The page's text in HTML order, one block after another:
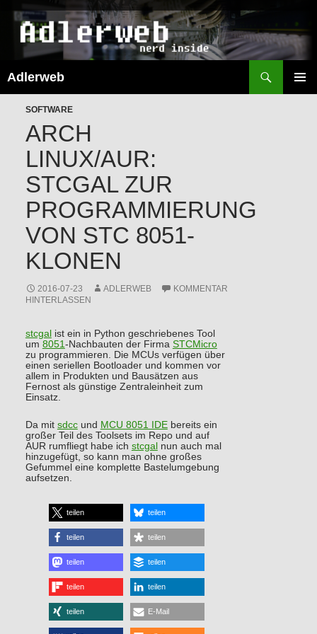
Adlerweb
SPRINGEN
SOFTWARE
ARCH
LINUX/AUR:
STCGAL ZUR
PROGRAMMIERUNG
VON STC 8051-
KLONEN
2016-07-23 ADLERWEB
KOMMENTAR
HINTERLASSEN
stcgal ist ein in Python geschriebenes Tool
um 8051 -Nachbauten der Firma STCMicro
zu programmieren. Die MCUs verfügen über
einen seriellen Bootloader und kommen vor
allem in Produkten und Bausätzen aus
Fernost als günstige Zentraleinheit zum
Einsatz.
Da mit sdccund MCU 8051 IDEbereits ein
großer Teil des Toolsets im Repo und auf
AUR rumfliegt habe ich stcgal nun auch mal
hinzugefügt, so kann man ohne großes
Gefummel eine komplette Bastelumgebung
aufsetzen.
teilen teilen
teilen teilen
teilen teilen
teilen teilen
teilen E-Mail